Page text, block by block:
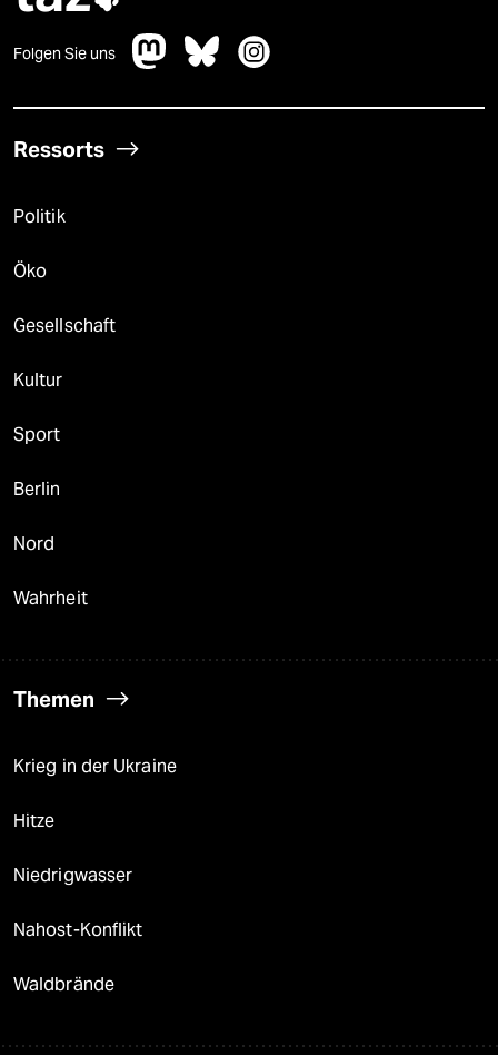
Folgen Sie uns
Ressorts
Politik
Öko
Gesellschaft
Kultur
Sport
Berlin
Nord
Wahrheit
Themen
Krieg in der Ukraine
Hitze
Niedrigwasser
Nahost-Konflikt
Waldbrände